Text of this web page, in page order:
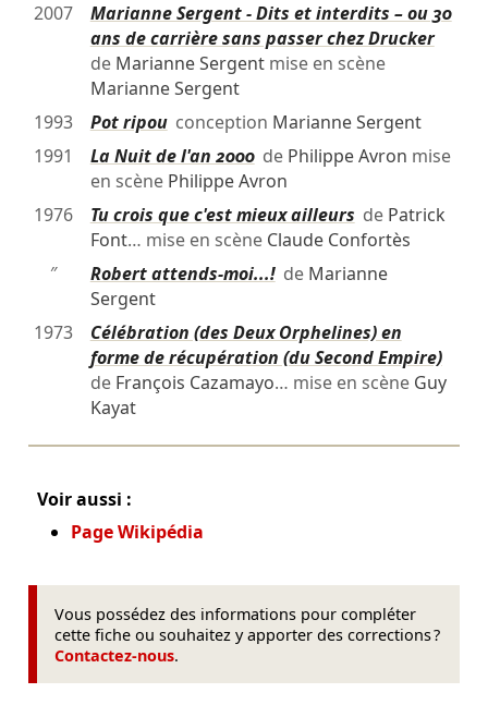
2007
Marianne Sergent - Dits et interdits – ou 30
ans de carrière sans passer chez Drucker
de Marianne Sergentmise en scène
Marianne Sergent
1993
Pot ripouconception Marianne Sergent
1991
La Nuit de l'an 2000de Philippe Avron mise
en scène Philippe Avron
1976
Tu crois que c'est mieux ailleurs de Patrick
Font… mise en scène Claude Confortès
″
Robert attends-moi...!de Marianne
Sergent
1973
Célébration (des Deux Orphelines) en
forme de récupération (du Second Empire)
de François Cazamayo… mise en scène Guy
Kayat
Voir aussi :
Page Wikipédia
Vous possédez des informations pour compléter
cette fiche ou souhaitez y apporter des corrections ?
Contactez-nous.